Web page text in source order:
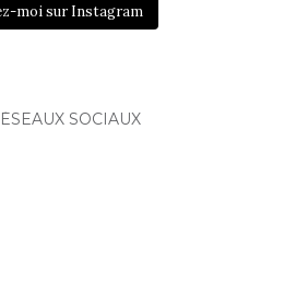
moi sur Instagram
SOCIAUX